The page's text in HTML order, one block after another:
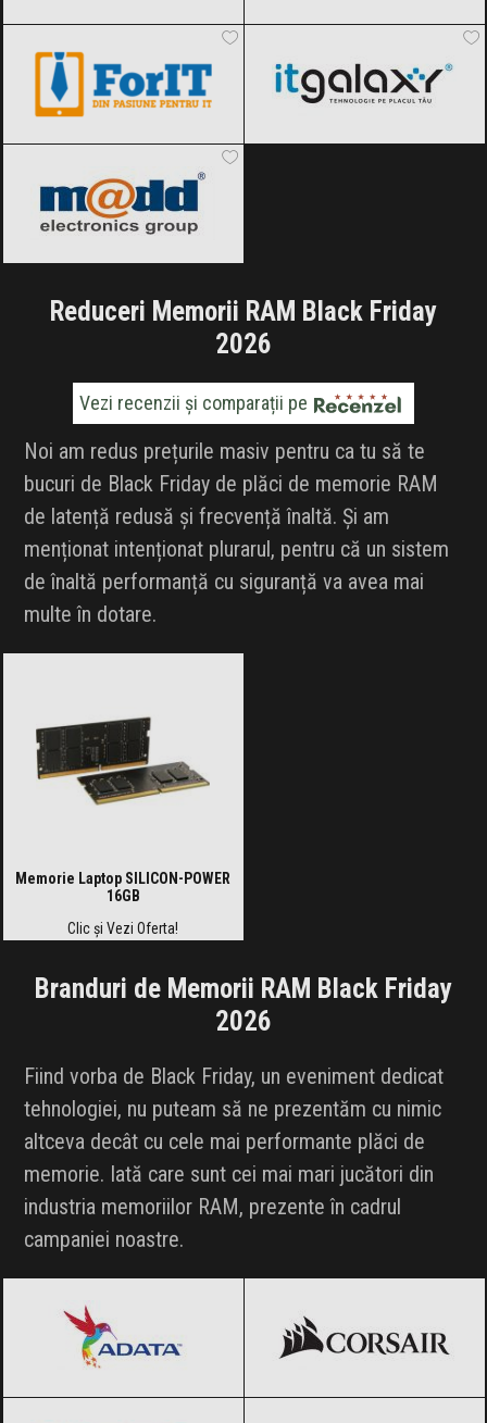
Reduceri Memorii RAM Black Friday
2026
Vezi recenzii și comparații pe
Noi am redus prețurile masiv pentru ca tu să te
bucuri de Black Friday de plăci de memorie RAM
de latență redusă și frecvență înaltă. Și am
menționat intenționat plurarul, pentru că un sistem
de înaltă performanță cu siguranță va avea mai
multe în dotare.
Memorie Laptop SILICON-POWER
16GB
Clic și Vezi Oferta!
Branduri de Memorii RAM Black Friday
2026
Fiind vorba de Black Friday, un eveniment dedicat
tehnologiei, nu puteam să ne prezentăm cu nimic
altceva decât cu cele mai performante plăci de
memorie. Iată care sunt cei mai mari jucători din
industria memoriilor RAM, prezente în cadrul
campaniei noastre.